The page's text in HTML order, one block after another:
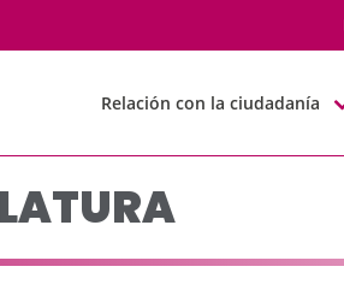
2019-2023
Relación con la ciudadanía